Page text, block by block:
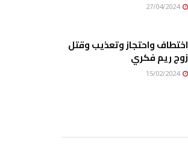
27/04/2024
اختطاف واحتجاز وتعذيب وقتل
زوج ريم فكري
15/02/2024